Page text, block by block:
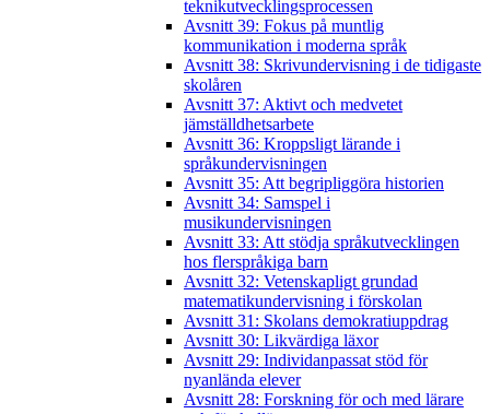
teknikutvecklingsprocessen
Avsnitt 39: Fokus på muntlig
kommunikation i moderna språk
Avsnitt 38: Skrivundervisning i de tidigaste
skolåren
Avsnitt 37: Aktivt och medvetet
jämställdhetsarbete
Avsnitt 36: Kroppsligt lärande i
språkundervisningen
Avsnitt 35: Att begripliggöra historien
Avsnitt 34: Samspel i
musikundervisningen
Avsnitt 33: Att stödja språkutvecklingen
hos flerspråkiga barn
Avsnitt 32: Vetenskapligt grundad
matematikundervisning i förskolan
Avsnitt 31: Skolans demokratiuppdrag
Avsnitt 30: Likvärdiga läxor
Avsnitt 29: Individanpassat stöd för
nyanlända elever
Avsnitt 28: Forskning för och med lärare